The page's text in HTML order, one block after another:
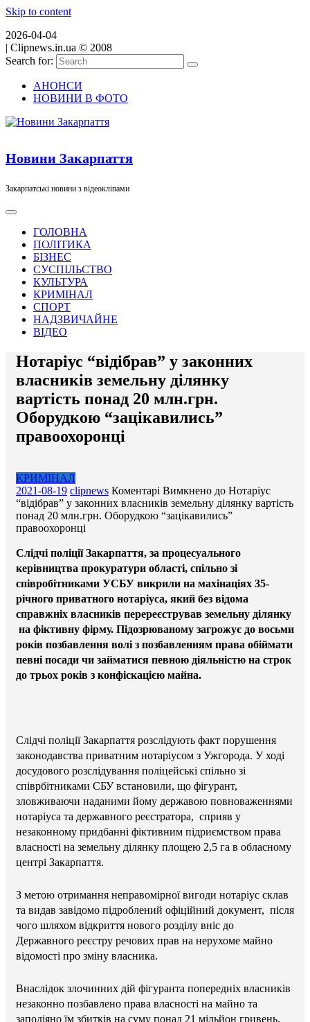
Skip to content
2026-04-04
| Clipnews.in.ua © 2008
Search for:
АНОНСИ
НОВИНИ В ФОТО
Новини Закарпаття
Закарпатські новини з відеокліпами
ГОЛОВНА
ПОЛІТИКА
БІЗНЕС
СУСПІЛЬСТВО
КУЛЬТУРА
КРИМІНАЛ
СПОРТ
НАДЗВИЧАЙНЕ
ВІДЕО
Нотаріус “відібрав” у законних
власників земельну ділянку
вартість понад 20 млн.грн.
Оборудкою “зацікавились”
правоохоронці
КРИМІНАЛ
2021-08-19 clipnews Коментарі Вимкнено до Нотаріус
“відібрав” у законних власників земельну ділянку вартість
понад 20 млн.грн. Оборудкою “зацікавились”
правоохоронці
Слідчі поліції Закарпаття, за процесуального
керівництва прокуратури області, спільно зі
співробітниками УСБУ викрили на махінаціях 35-
річного приватного нотаріуса, який без відома
справжніх власників перереєстрував земельну ділянку
на фіктивну фірму. Підозрюваному загрожує до восьми
років позбавлення волі з позбавленням права обіймати
певні посади чи займатися певною діяльністю на строк
до трьох років з конфіскацією майна.
Слідчі поліції Закарпаття розслідують факт порушення
законодавства приватним нотаріусом з Ужгорода. У ході
досудового розслідування поліцейські спільно зі
співрбітниками СБУ встановили, що фігурант,
зловживаючи наданими йому державою повноваженнями
нотаріуса та державного реєстратора, сприяв у
незаконному придбанні фіктивним підриємством права
власності на земельну ділянку площею 2,5 га в обласному
центрі Закарпаття.
З метою отримання неправомірної вигоди нотаріус склав
та видав завідомо підроблений офіційний документ, після
чого шляхом відкриття нового розділу вніс до
Державного реєстру речових прав на нерухоме майно
відомості про зміну власника.
Внаслідок злочинних дій фігуранта попередніх власників
незаконно позбавлено права власності на майно та
заподіяно їм збитків на суму понад 21 мільйон гривень.